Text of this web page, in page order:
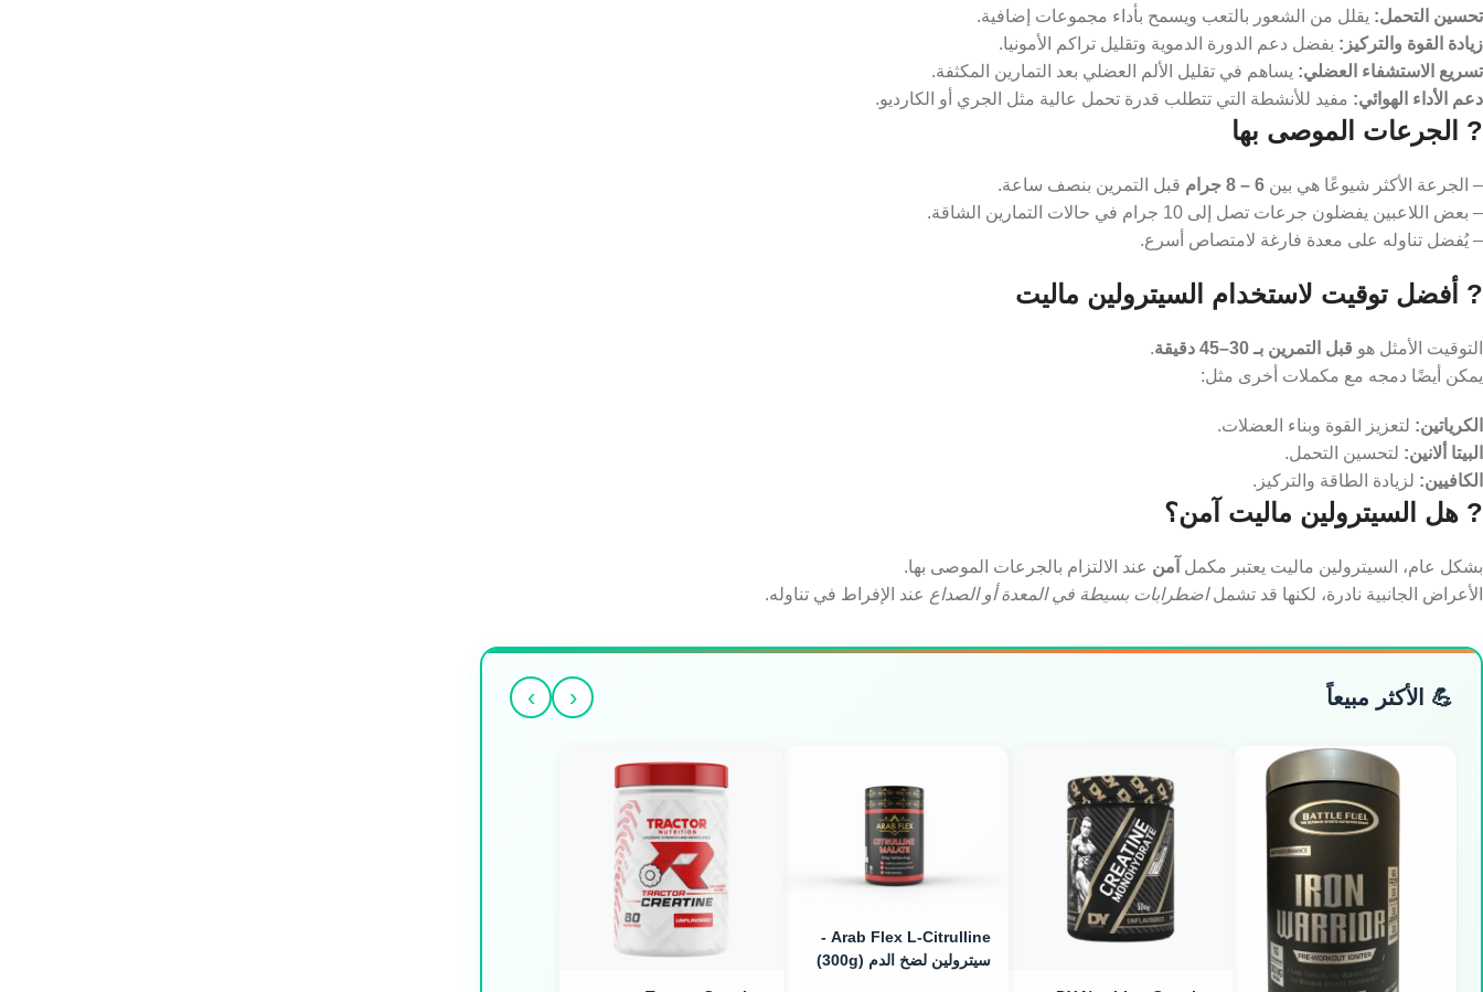
تحسين التحمل: يقلل من الشعور بالتعب ويسمح بأداء مجموعات إضافية.
زيادة القوة والتركيز: بفضل دعم الدورة الدموية وتقليل تراكم الأمونيا.
تسريع الاستشفاء العضلي: يساهم في تقليل الألم العضلي بعد التمارين المكثفة.
دعم الأداء الهوائي: مفيد للأنشطة التي تتطلب قدرة تحمل عالية مثل الجري أو الكارديو.
? الجرعات الموصى بها
– الجرعة الأكثر شيوعًا هي بين 6 – 8 جرام
قبل التمرين بنصف ساعة.
– بعض اللاعبين يفضلون جرعات تصل إلى 10 جرام في حالات التمارين الشاقة.
– يُفضل تناوله على معدة فارغة لامتصاص أسرع.
? أفضل توقيت لاستخدام السيترولين ماليت
التوقيت الأمثل هو قبل التمرين بـ 30–45 دقيقة
.
يمكن أيضًا دمجه مع مكملات أخرى مثل:
الكرياتين: لتعزيز القوة وبناء العضلات.
البيتا ألانين: لتحسين التحمل.
الكافيين: لزيادة الطاقة والتركيز.
? هل السيترولين ماليت آمن؟
بشكل عام، السيترولين ماليت يعتبر مكمل آمن عند الالتزام بالجرعات الموصى بها.
الأعراض الجانبية نادرة، لكنها قد تشملاضطرابات بسيطة في المعدة أو الصداع عند الإفراط في تناوله.
💪 الأكثر مبيعاً ‹
›
Arab Flex L-Citrulline -
سيترولين لضخ الدم (300g)